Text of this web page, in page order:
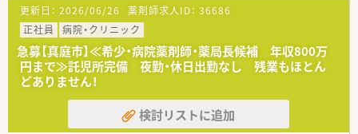
更新日： 2026/06/26 薬剤師求人ID： 36686
正社員
病院・クリニック
急募【真庭市】≪希少・病院薬剤師・薬局長候補 年収800万
円まで≫託児所完備 夜勤・休日出勤なし 残業もほとん
どありません！
検討リストに追加